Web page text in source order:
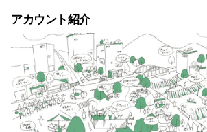
アカウント紹介